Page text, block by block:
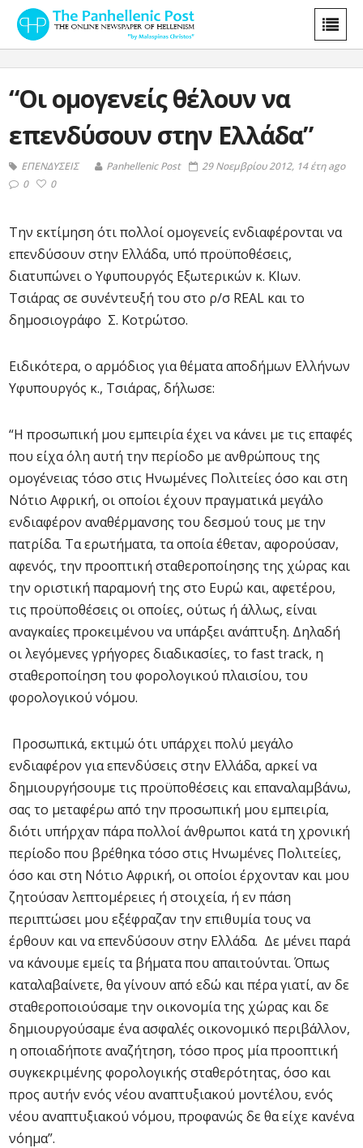
“Οι ομογενείς θέλουν να
επενδύσουν στην Ελλάδα”
ΕΠΕΝΔΥΣΕΙΣ Panhellenic Post
29 Νοεμβρίου 2012, 14 έτη ago
0
0
Την εκτίμηση ότι πολλοί ομογενείς ενδιαφέρονται να
επενδύσουν στην Ελλάδα, υπό προϋποθέσεις,
διατυπώνει ο Υφυπουργός Εξωτερικών κ. ΚΙων.
Τσιάρας σε συνέντευξή του στο ρ/σ REAL και το
δημοσιογράφο Σ. Κοτρώτσο.
Ειδικότερα, ο αρμόδιος για θέματα αποδήμων Ελλήνων
Υφυπουργός κ., Τσιάρας, δήλωσε:
“Η προσωπική μου εμπειρία έχει να κάνει με τις επαφές
που είχα όλη αυτή την περίοδο με ανθρώπους της
ομογένειας τόσο στις Ηνωμένες Πολιτείες όσο και στη
Νότιο Αφρική, οι οποίοι έχουν πραγματικά μεγάλο
ενδιαφέρον αναθέρμανσης του δεσμού τους με την
πατρίδα. Τα ερωτήματα, τα οποία έθεταν, αφορούσαν,
αφενός, την προοπτική σταθεροποίησης της χώρας και
την οριστική παραμονή της στο Ευρώ και, αφετέρου,
τις προϋποθέσεις οι οποίες, ούτως ή άλλως, είναι
αναγκαίες προκειμένου να υπάρξει ανάπτυξη. Δηλαδή
οι λεγόμενες γρήγορες διαδικασίες, το fast track, η
σταθεροποίηση του φορολογικού πλαισίου, του
φορολογικού νόμου.
Προσωπικά, εκτιμώ ότι υπάρχει πολύ μεγάλο
ενδιαφέρον για επενδύσεις στην Ελλάδα, αρκεί να
δημιουργήσουμε τις προϋποθέσεις και επαναλαμβάνω,
σας το μεταφέρω από την προσωπική μου εμπειρία,
διότι υπήρχαν πάρα πολλοί άνθρωποι κατά τη χρονική
περίοδο που βρέθηκα τόσο στις Ηνωμένες Πολιτείες,
όσο και στη Νότιο Αφρική, οι οποίοι έρχονταν και μου
ζητούσαν λεπτομέρειες ή στοιχεία, ή εν πάση
περιπτώσει μου εξέφραζαν την επιθυμία τους να
έρθουν και να επενδύσουν στην Ελλάδα. Δε μένει παρά
να κάνουμε εμείς τα βήματα που απαιτούνται. Όπως
καταλαβαίνετε, θα γίνουν από εδώ και πέρα γιατί, αν δε
σταθεροποιούσαμε την οικονομία της χώρας και δε
δημιουργούσαμε ένα ασφαλές οικονομικό περιβάλλον,
η οποιαδήποτε αναζήτηση, τόσο προς μία προοπτική
συγκεκριμένης φορολογικής σταθερότητας, όσο και
προς αυτήν ενός νέου αναπτυξιακού μοντέλου, ενός
νέου αναπτυξιακού νόμου, προφανώς δε θα είχε κανένα
νόημα”.